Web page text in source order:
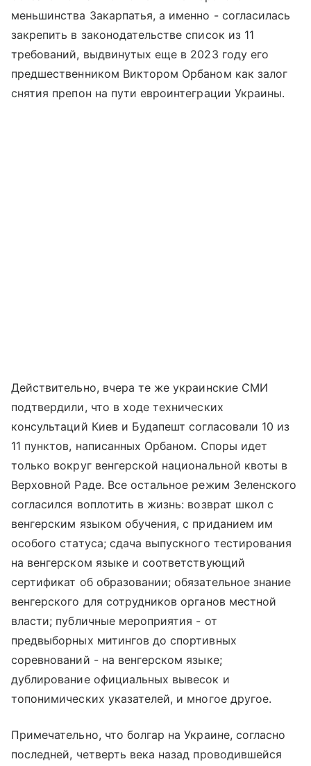
меньшинства Закарпатья, а именно - согласилась
закрепить в законодательстве список из 11
требований, выдвинутых еще в 2023 году его
предшественником Виктором Орбаном как залог
снятия препон на пути евроинтеграции Украины.
Действительно, вчера те же украинские СМИ
подтвердили, что в ходе технических
консультаций Киев и Будапешт согласовали 10 из
11 пунктов, написанных Орбаном. Споры идет
только вокруг венгерской национальной квоты в
Верховной Раде. Все остальное режим Зеленского
согласился воплотить в жизнь: возврат школ с
венгерским языком обучения, с приданием им
особого статуса; сдача выпускного тестирования
на венгерском языке и соответствующий
сертификат об образовании; обязательное знание
венгерского для сотрудников органов местной
власти; публичные мероприятия - от
предвыборных митингов до спортивных
соревнований - на венгерском языке;
дублирование официальных вывесок и
топонимических указателей, и многое другое.
Примечательно, что болгар на Украине, согласно
последней, четверть века назад проводившейся